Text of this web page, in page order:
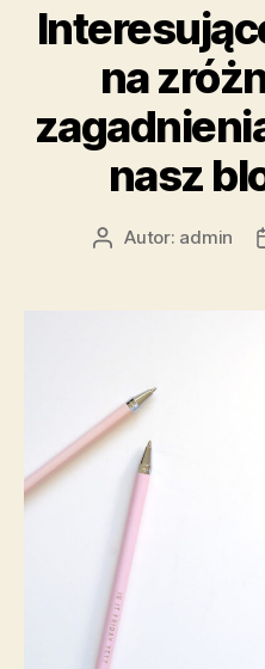
na
nasz
AutorAutor: admin